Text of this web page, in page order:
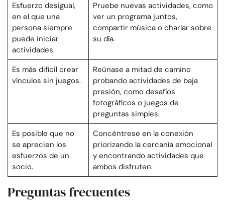
Esfuerzo desigual,
en el que una
persona siempre
puede iniciar
actividades.
Pruebe nuevas actividades, como
ver un programa juntos,
compartir música o charlar sobre
su día.
Es más difícil crear
vínculos sin juegos.
Reúnase a mitad de camino
probando actividades de baja
presión, como desafíos
fotográficos o juegos de
preguntas simples.
Es posible que no
se aprecien los
esfuerzos de un
socio.
Concéntrese en la conexión
priorizando la cercanía emocional
y encontrando actividades que
ambos disfruten.
Preguntas frecuentes